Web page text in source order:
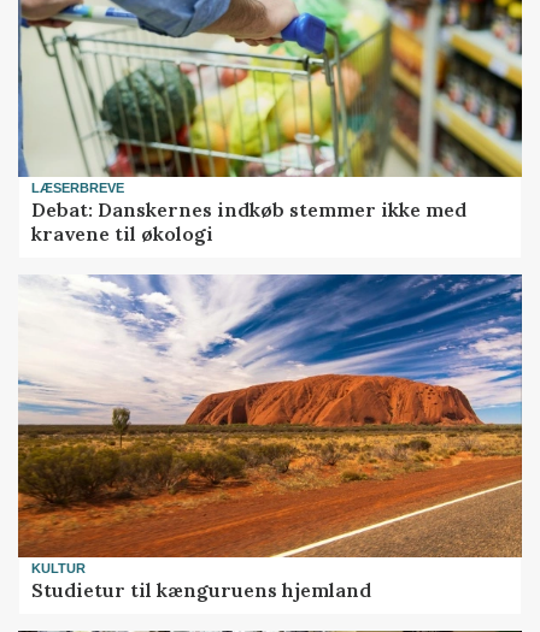
LÆSERBREVE
Debat: Danskernes indkøb stemmer ikke med
kravene til økologi
KULTUR
Studietur til kænguruens hjemland